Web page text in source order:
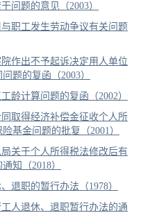
问题的意见（2003）
职工发生劳动争议有关问题
作出不予起诉决定用人单位
题的复函（2003）
龄计算问题的复函（2002）
取得经济补偿金征收个人所
基金问题的批复（2001）
关于个人所得税法修改后有
知（2018）
退职的暂行办法（1978）
人退休、退职暂行办法的通